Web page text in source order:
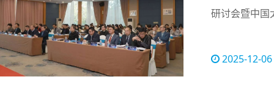
研讨会暨中国
2025-12-06